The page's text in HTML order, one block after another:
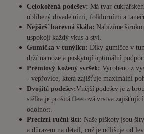
Celokožená podešev: Má tvar
oblíbený divadelními, folklorními a
Nejširší barevná škála: Nabízíme
uspokojí každý vkus a styl.
Gumička v tunýlku: Díky gumičce v
drží na noze a poskytují optimální
Prémiový kožený svršek: Vyrobeno z
- vepřovice, která zajišťuje maximální
Dvojitá podešev:Vnější podešev je z
stélka je prošitá fleecová vrstva
odolnost.
Precizní ruční šití: Naše piškoty jsou
a důrazem na detail, což je odlišuje od